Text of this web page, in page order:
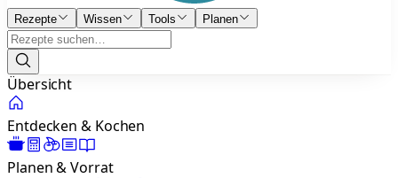
Rezepte Wissen Tools Planen
Übersicht
Entdecken & Kochen
Planen & Vorrat